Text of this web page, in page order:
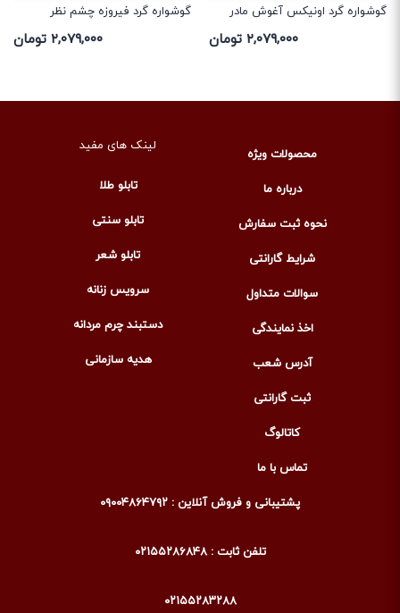
گوشواره گرد اونیکس آغوش مادر
۲,۰۷۹,۰۰۰ تومان
گوشواره گرد فیروزه چشم نظر
۲,۰۷۹,۰۰۰ تومان
محصولات ویژه
درباره ما
نحوه ثبت سفارش
شرایط گارانتی
سوالات متداول
اخذ نمایندگی
آدرس شعب
ثبت گارانتی
کاتالوگ
تماس با ما
لینک های مفید
تابلو طلا
تابلو سنتی
تابلو شعر
سرویس زنانه
دستبند چرم مردانه
هدیه سازمانی
پشتیبانی و فروش آنلاین : ۰۹۰۰۴۸۶۴۷۹۲
تلفن ثابت : ۰۲۱۵۵۲۸۶۸۴۸
۰۲۱۵۵۲۸۳۲۸۸